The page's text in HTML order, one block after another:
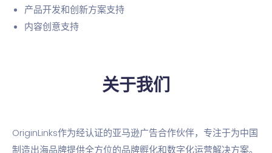
产品开发和创新方案支持
内容创意支持
关于我们
OriginLinks作为经认证的亚马逊广告合作伙伴，专注于为中国
制造出海品牌提供全方位的品牌孵化和数字化运营解决方案。